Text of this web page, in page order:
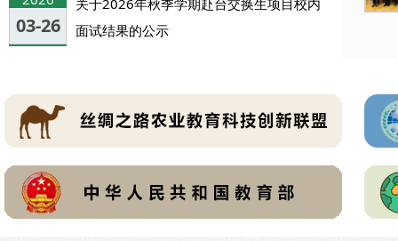
03-26
关于2026年秋季学期赴台交换生项目校内
面试结果的公示